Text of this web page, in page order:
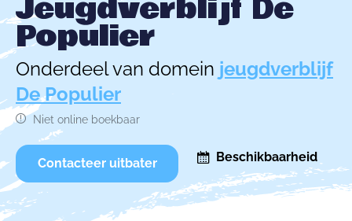
Jeugdverblijf De
Populier
Onderdeel van domein jeugdverblijf
De Populier
Niet online boekbaar
Contacteer uitbater Beschikbaarheid